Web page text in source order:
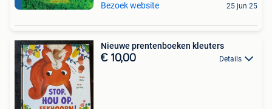
Bezoek website 25 jun 25
Nieuwe prentenboeken kleuters
€ 10,00 Details